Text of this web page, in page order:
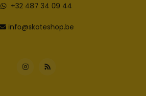
+32 487 34 09 44
info@skateshop.be